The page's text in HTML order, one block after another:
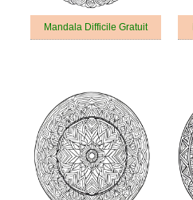
Mandala Difficile Gratuit